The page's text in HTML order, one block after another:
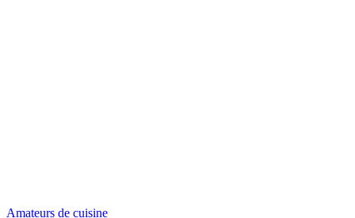
Amateurs de cuisine